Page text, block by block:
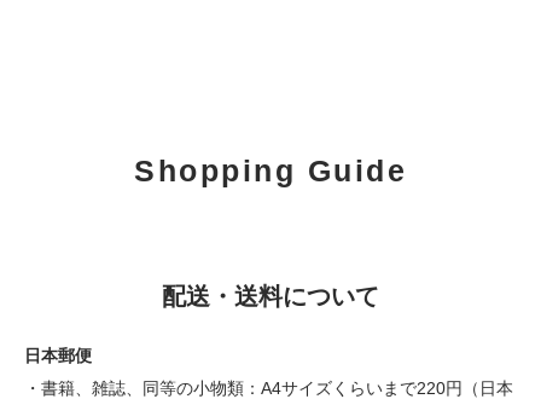
Shopping Guide
配送・送料について
日本郵便
・書籍、雑誌、同等の小物類：A4サイズくらいまで220円（日本